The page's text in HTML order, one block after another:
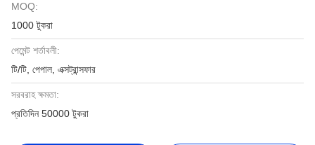
MOQ:
1000 টুকরা
পেমেন্ট শর্তাবলী:
টি/টি, পেপাল, এক্সট্রান্সফার
সরবরাহ ক্ষমতা:
প্রতিদিন 50000 টুকরা